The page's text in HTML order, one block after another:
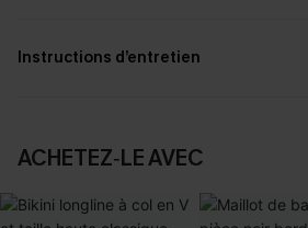
Instructions d’entretien
ACHETEZ‑LE AVEC